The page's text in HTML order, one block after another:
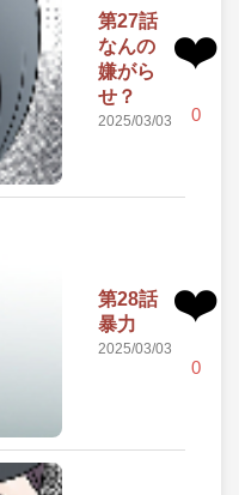
第27話
なんの
嫌がら
せ？
2025/03/03
❤️
0
第28話
暴力
2025/03/03
❤️
0